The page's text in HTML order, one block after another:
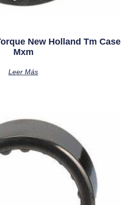
New Holland Tm Case
Mxm
Leer Más